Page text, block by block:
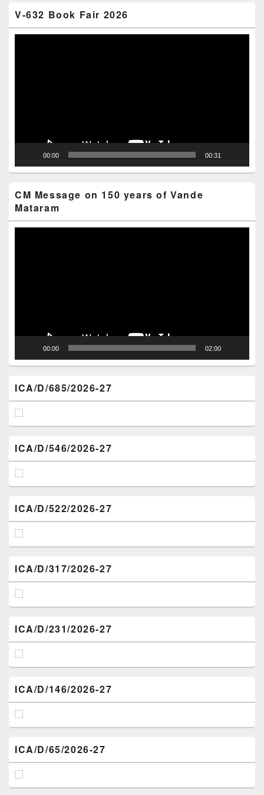
V-632 Book Fair 2026
00:00 00:31
CM Message on 150 years of Vande
Mataram
00:00 02:00
ICA/D/685/2026-27
ICA/D/546/2026-27
ICA/D/522/2026-27
ICA/D/317/2026-27
ICA/D/231/2026-27
ICA/D/146/2026-27
ICA/D/65/2026-27